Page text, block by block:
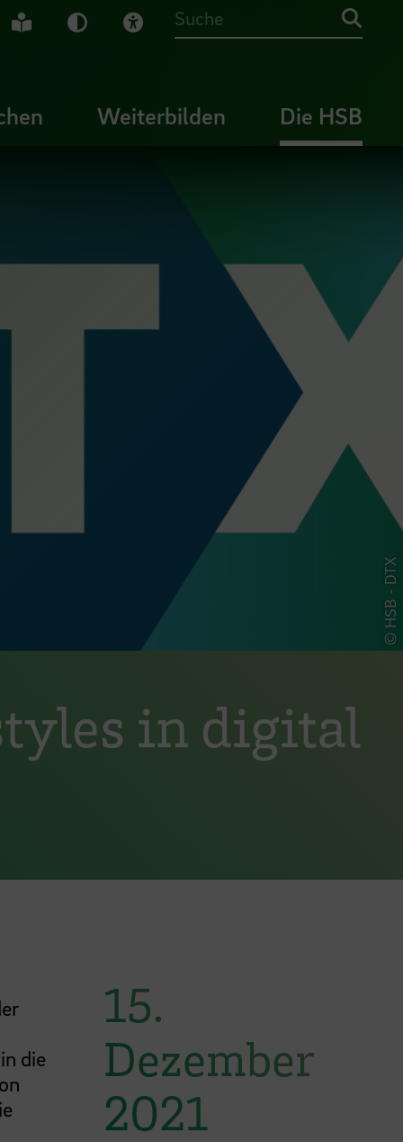
Gebärdensprache
Leichte Sprache
Dunkel-Modus
Visuelle Hilfe
Suche
Weiterbilden Die HSB
© HSB - DTX
in digital
die
15.
Dezember
2021